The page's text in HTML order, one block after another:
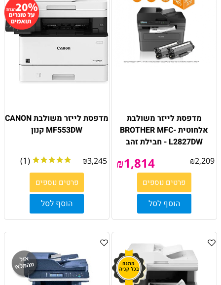
מדפסת לייזר משולבת
אלחוטית BROTHER MFC-
L2827DW - חבילת זהב
₪2,209
₪1,814
פרטים נוספים
הוסף לסל
מדפסת לייזר משולבת CANON
MF553DW קנון
₪3,245
(1)
פרטים נוספים
הוסף לסל